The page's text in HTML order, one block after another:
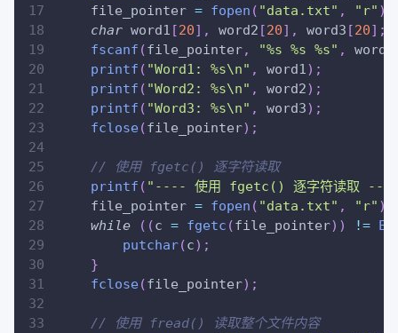
    file_pointer
= fopen ( "data.txt" , "r" )
char word1 [20] , word2 [20] , word3 [20] ;
fscanf (file_pointer, "%s %s %s" , word1
printf ( "Word1: %s\n" , word1) ;
printf ( "Word2: %s\n" , word2) ;
printf ( "Word3: %s\n" , word3) ;
fclose(file_pointer) ;
// 使用 fgetc() 逐字符读取
printf ( "---- 使用 fgetc() 逐字符读取
    file_pointer
= fopen ( "data.txt" , "r" )
while
( (c = fgetc (file_pointer) ) !=
putchar(c) ;
}
fclose(file_pointer) ;
// 使用 fread() 读取整个文件内容